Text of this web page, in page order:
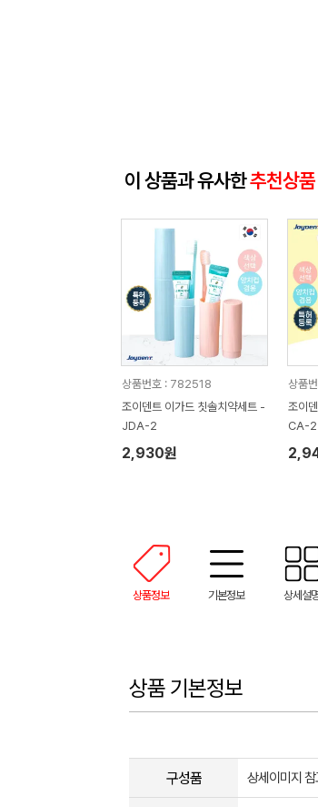
이 상품과 유사한추천상품
상품번호 : 782518
조이덴트 이가드 칫솔치약세트 -
JDA-2
2,930원
상품
조이
CA-2
상품정보 기본정보 상세설
상품 기본정보
구성품 상세이미지 참